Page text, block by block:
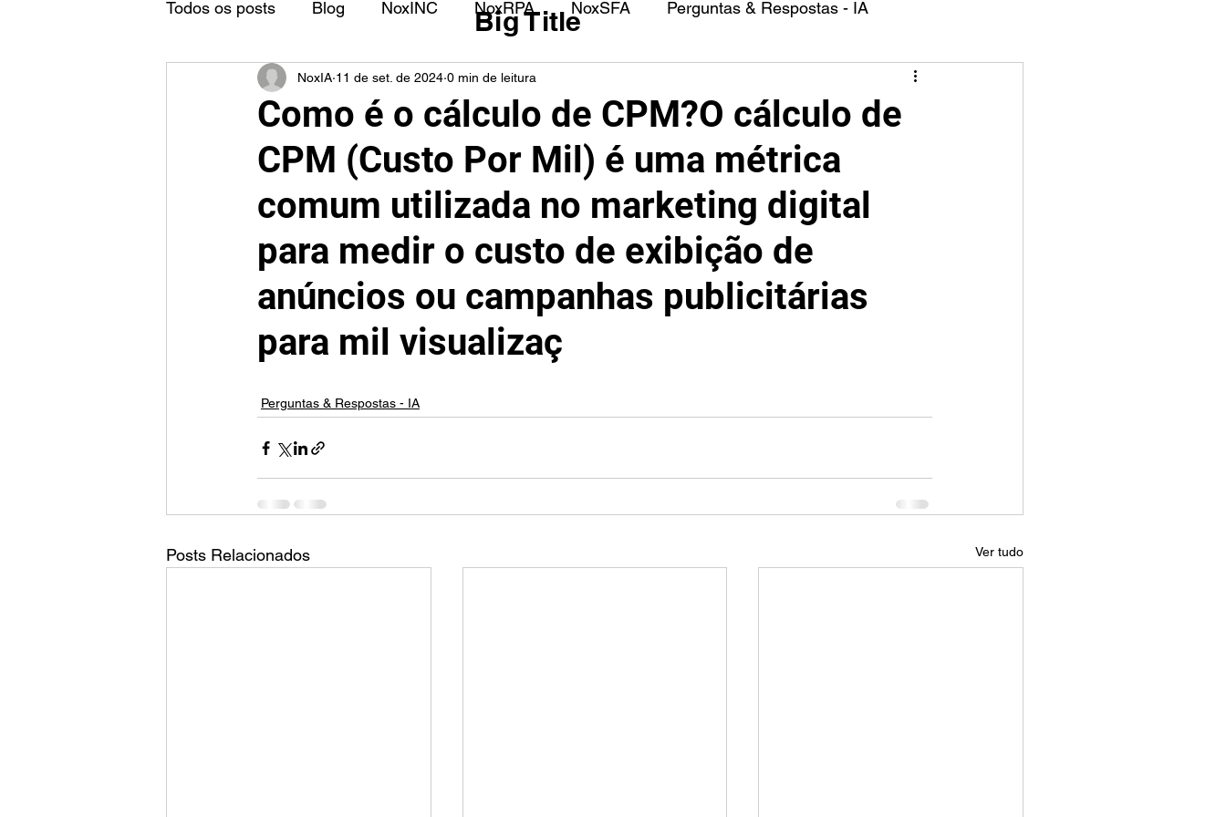
Todos os posts Blog NoxINC NoxRPA NoxSFA Perguntas & Respostas - IA
Como é o cálculo de CPM?O cálculo de
CPM (Custo Por Mil) é uma métrica
comum utilizada no marketing digital
para medir o custo de exibição de
anúncios ou campanhas publicitárias
para mil visualizaç
NoxIA 11 de set. de 2024 0 min de leitura
Perguntas & Respostas - IA
Posts Relacionados Ver tudo
Big Title